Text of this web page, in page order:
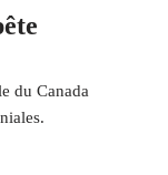
du Canada